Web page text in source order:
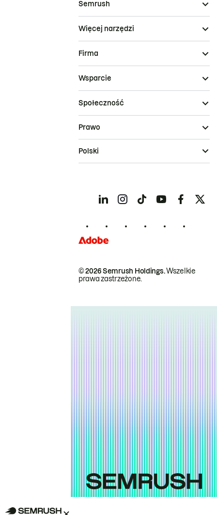
Semrush
Więcej narzędzi
Firma
Wsparcie
Społeczność
© 2026 Semrush Holdings.Wszelkie
prawa zastrzeżone.
Prawo
Polski